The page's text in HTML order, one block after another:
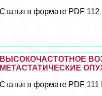
Статья в формате PDF 112
ВЫСОКОЧАСТОТНОЕ
МЕТАСТАТИЧЕСКИЕ
Статья в формате PDF 111